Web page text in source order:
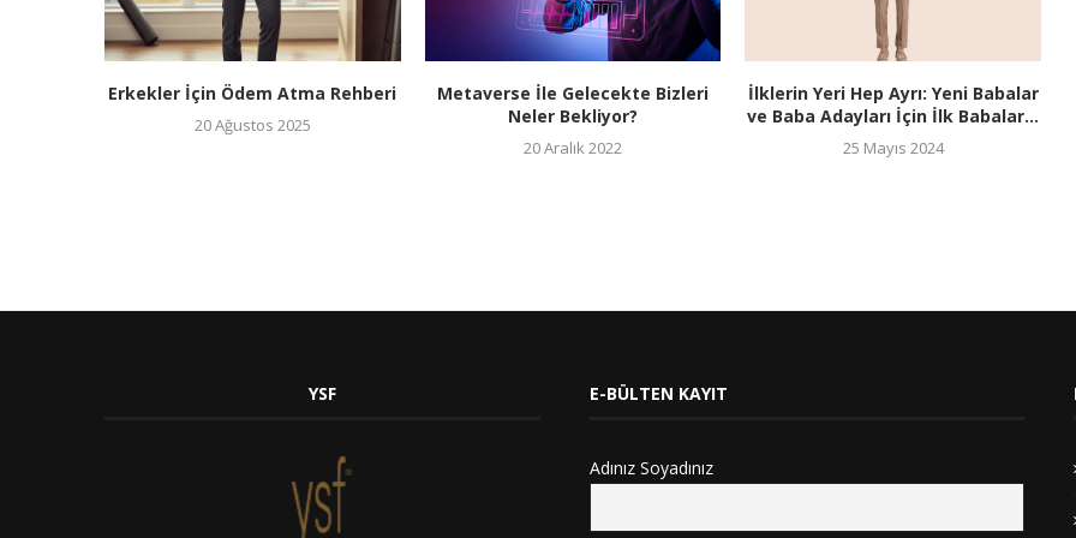
Erkekler İçin Ödem Atma Rehberi
20 Ağustos 2025
Metaverse İle Gelecekte Bizleri
Neler Bekliyor?
20 Aralık 2022
İlklerin Yeri Hep Ayrı: Yeni Babalar
ve Baba Adayları İçin İlk Babalar...
25 Mayıs 2024
YSF E-BÜLTEN KAYIT
Adınız Soyadınız